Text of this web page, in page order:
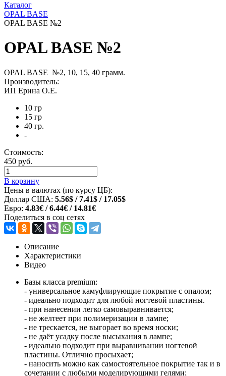
Каталог
OPAL BASE
OPAL BASE №2
OPAL BASE №2
OPAL BASE №2, 10, 15, 40 грамм.
Производитель:
ИП Ерина О.Е.
10 гр
15 гр
40 гр.
-
Стоимость:
450 руб.
В корзину
Цены в валютах (по курсу ЦБ):
Доллар США: 5.56$ / 7.41$ / 17.05$
Евро: 4.83€ / 6.44€ / 14.81€
Поделиться в соц сетях
Описание
Характеристики
Видео
Базы класса premium:
- универсальное камуфлирующие покрытие с опалом;
- идеально подходит для любой ногтевой пластины.
- при нанесении легко самовыравнивается;
- не желтеет при полимеризации в лампе;
- не трескается, не выгорает во время носки;
- не даёт усадку после высыхания в лампе;
- идеально подходит при выравнивании ногтевой
пластины. Отлично просыхает;
- наносить можно как самостоятельное покрытие так и в
сочетании с любыми моделирующими гелями;